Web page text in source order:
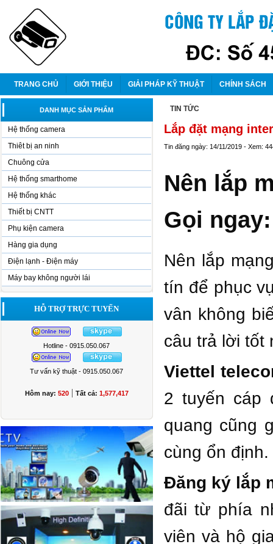
TRANG CHỦ GIỚI THIỆU GIẢI PHÁP KỸ THUẬT CHÍNH SÁCH
DANH MỤC SẢN PHẨM
Hệ thống camera
Thiêt bị an ninh
Chuông cửa
Hệ thống smarthome
Hệ thống khác
Thiết bị CNTT
Phụ kiện camera
Hàng gia dụng
Điện lạnh - Điện máy
Máy bay không người lái
HỖ TRỢ TRỰC TUYẾN
Hotline - 0915.050.067
Tư vấn kỹ thuật - 0915.050.067
Hôm nay: 520| Tất cả: 1,577,417
TIN TỨC
Lắp đặt mạng
Tin đăng ngày: 14/11/2019 - Xem:
Nên lắp
Gọi
Nên lắp
tín để phục
vân không
câu trả lời tốt
Viettel
2 tuyến cáp
quang cũng
cùng ổn
Đăng ký lắp
đãi từ phía
viên và hộ